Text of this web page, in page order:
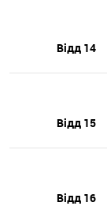
Відд 14
Відд 15
Відд 16